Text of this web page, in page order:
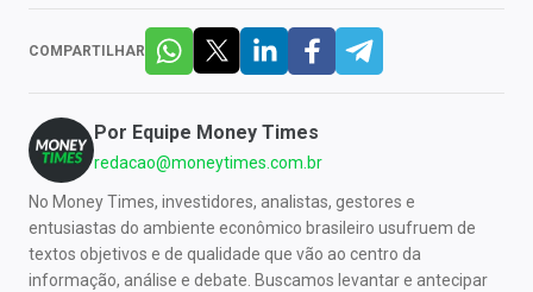
COMPARTILHAR
Por Equipe Money Times
redacao@moneytimes.com.br
No Money Times, investidores, analistas, gestores e
entusiastas do ambiente econômico brasileiro usufruem de
textos objetivos e de qualidade que vão ao centro da
informação, análise e debate. Buscamos levantar e antecipar